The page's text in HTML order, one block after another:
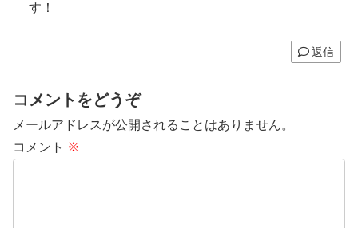
す！
返信
コメントをどうぞ
メールアドレスが公開されることはありません。
コメント ※